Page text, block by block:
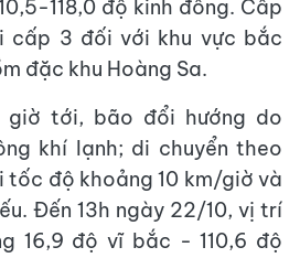
118,0 độ kinh đông. Cấp
cấp 3 đối với khu vực bắc
đặc khu Hoàng Sa.
giờ tới, bão đổi hướng do
khí lạnh; di chuyển theo
tốc độ khoảng 10 km/giờ và
Đến 13h ngày 22/10, vị trí
16,9 độ vĩ bắc - 110,6 độ